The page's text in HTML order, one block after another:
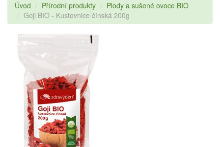
Úvod Přírodní produkty
Plody a sušené ovoce BIO
Goji BIO - Kustovnice čínská 200g